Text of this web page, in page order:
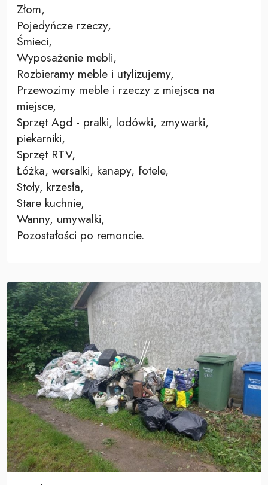
Złom,
Pojedyńcze rzeczy,
Śmieci,
Wyposażenie mebli,
Rozbieramy meble i utylizujemy,
Przewozimy meble i rzeczy z miejsca na
miejsce,
Sprzęt Agd - pralki, lodówki, zmywarki,
piekarniki,
Sprzęt RTV,
Łóżka, wersalki, kanapy, fotele,
Stoły, krzesła,
Stare kuchnie,
Wanny, umywalki,
Pozostałości po remoncie.